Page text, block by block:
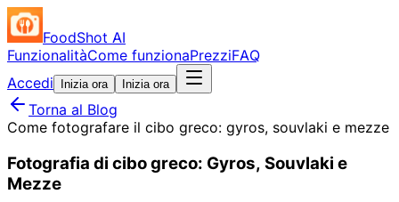
FoodShot AI
FunzionalitàCome funzionaPrezziFAQ
Accedi
Inizia ora Inizia ora
Torna al Blog
Come fotografare il cibo greco: gyros, souvlaki e mezze
Fotografia di cibo greco: Gyros, Souvlaki e
Mezze